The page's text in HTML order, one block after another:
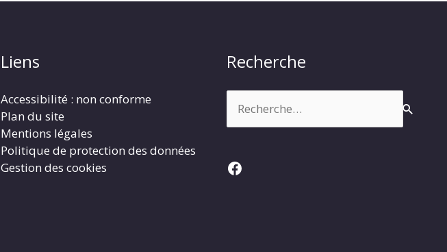
Liens
Accessibilité : non conforme
Plan du site
Mentions légales
Politique de protection des données
Gestion des cookies
Recherche
Facebook